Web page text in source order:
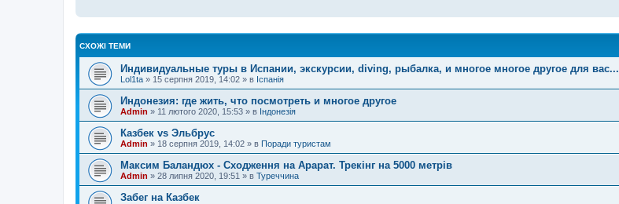
СХОЖІ ТЕМИ
Индивидуальные туры в Испании, экскурсии, diving, рыбалка, и многое многое другое для вас...
Lol1ta » 15 серпня 2019, 14:02 » в Іспанія
Индонезия: где жить, что посмотреть и многое другое
Admin » 11 лютого 2020, 15:53 » в Індонезія
Казбек vs Эльбрус
Admin » 18 серпня 2019, 14:02 » в Поради туристам
Максим Баландюх - Сходження на Арарат. Трекінг на 5000 метрів
Admin » 28 липня 2020, 19:51 » в Туреччина
Забег на Казбек